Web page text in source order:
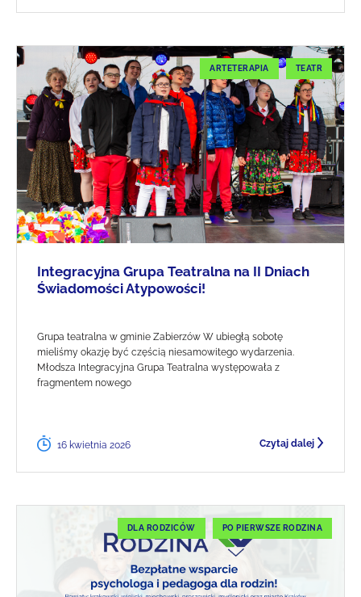
ARTETERAPIA TEATR
Integracyjna Grupa Teatralna na II Dniach
Świadomości Atypowości!
Grupa teatralna w gminie Zabierzów W ubiegłą sobotę
mieliśmy okazję być częścią niesamowitego wydarzenia.
Młodsza Integracyjna Grupa Teatralna występowała z
fragmentem nowego
16 kwietnia 2026 Czytaj dalej
DLA RODZICÓW PO PIERWSZE RODZINA